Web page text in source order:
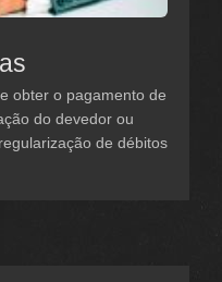
obter o pagamento de
do devedor ou
de débitos